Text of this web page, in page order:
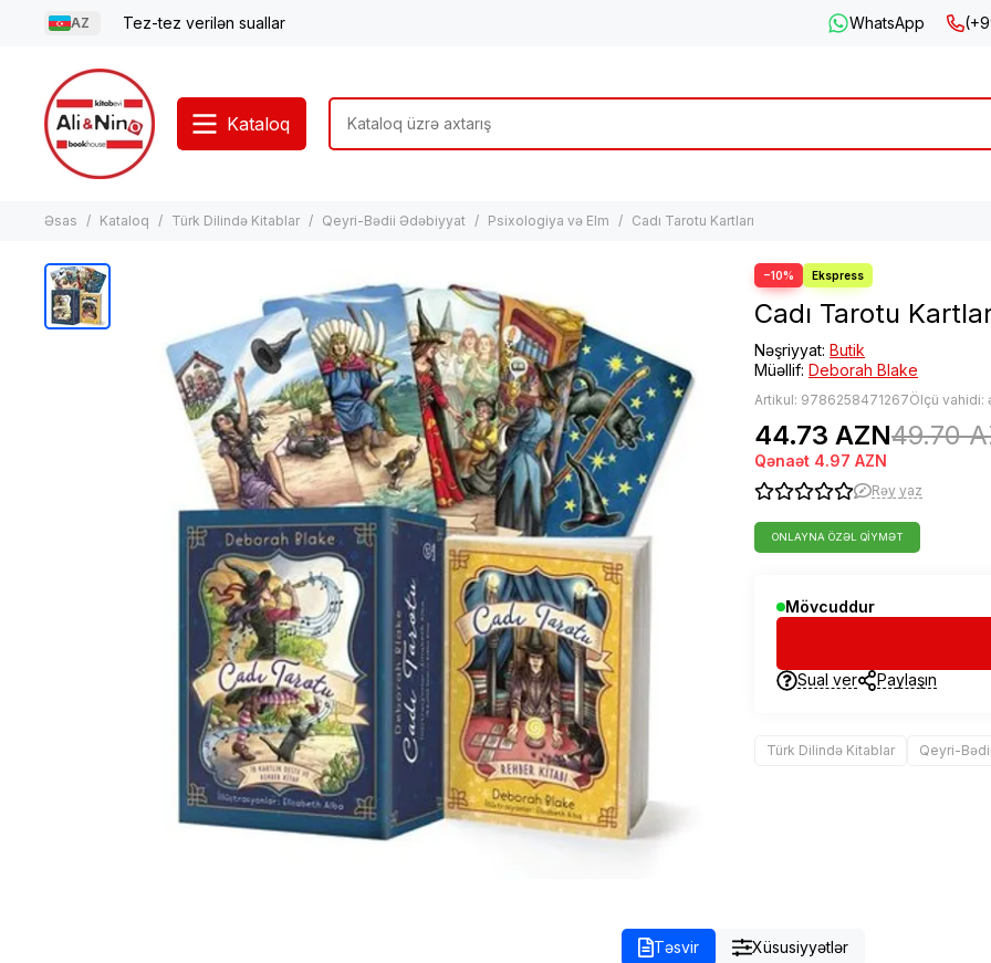
AZ Tez-tez verilən suallar WhatsApp
Kataloq
Əsas Kataloq Türk Dilində Kitablar Qeyri-Bədii Ədəbiyyat Psixologiya və Elm Cadı Tarotu Kartları
−10%
Cadı Tarotu
Nəşriyyat: Butik
Müəllif: Deborah Blake
Artikul: 9786258471267Ölçü vahidi:
44.73 AZN49.70
Qənaət 4.97 AZN
Rəy yaz
ONLAYNA ÖZƏL QIYMƏT
Mövcuddur
Sual ver Paylaşın
Türk Dilində Kitablar Qeyri-
Təsvir Xüsusiyyətlər